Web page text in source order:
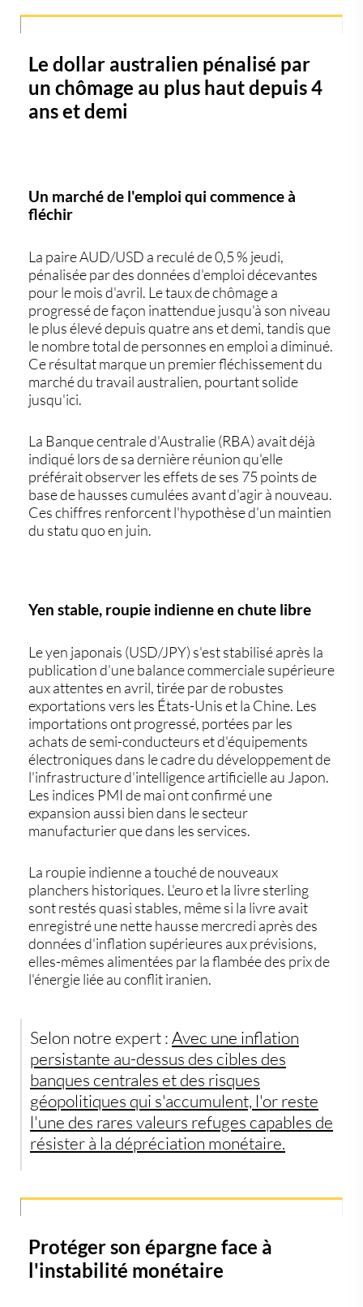
Le dollar australien pénalisé par
un chômage au plus haut depuis 4
ans et demi
Un marché de l'emploi qui commence à
fléchir
La paire AUD/USD a reculé de 0,5 % jeudi,
pénalisée par des données d'emploi décevantes
pour le mois d'avril. Le taux de chômage a
progressé de façon inattendue jusqu'à son niveau
le plus élevé depuis quatre ans et demi, tandis que
le nombre total de personnes en emploi a diminué.
Ce résultat marque un premier fléchissement du
marché du travail australien, pourtant solide
jusqu'ici.
La Banque centrale d'Australie (RBA) avait déjà
indiqué lors de sa dernière réunion qu'elle
préférait observer les effets de ses 75 points de
base de hausses cumulées avant d'agir à nouveau.
Ces chiffres renforcent l'hypothèse d'un maintien
du statu quo en juin.
Yen stable, roupie indienne en chute libre
Le yen japonais (USD/JPY) s'est stabilisé après la
publication d'une balance commerciale supérieure
aux attentes en avril, tirée par de robustes
exportations vers les États-Unis et la Chine. Les
importations ont progressé, portées par les
achats de semi-conducteurs et d'équipements
électroniques dans le cadre du développement de
l'infrastructure d'intelligence artificielle au Japon.
Les indices PMI de mai ont confirmé une
expansion aussi bien dans le secteur
manufacturier que dans les services.
La roupie indienne a touché de nouveaux
planchers historiques. L'euro et la livre sterling
sont restés quasi stables, même si la livre avait
enregistré une nette hausse mercredi après des
données d'inflation supérieures aux prévisions,
elles-mêmes alimentées par la flambée des prix de
l'énergie liée au conflit iranien.
Selon notre expert :Avec une inflation
persistante au-dessus des cibles des
banques centrales et des risques
géopolitiques qui s'accumulent, l'or reste
l'une des rares valeurs refuges capables de
résister à la dépréciation monétaire.
Protéger son épargne face à
l'instabilité monétaire